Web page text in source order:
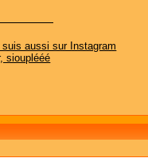
aussi sur Instagram
siouplééé